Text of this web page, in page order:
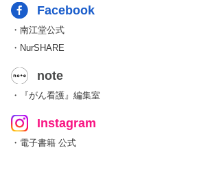
Facebook
・南江堂公式
・NurSHARE
note
・『がん看護』編集室
Instagram
・電子書籍 公式